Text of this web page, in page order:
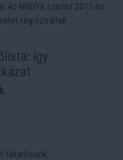
Az NNGYK szerint 2015 és
regisztráltak
így
takarítsunk,